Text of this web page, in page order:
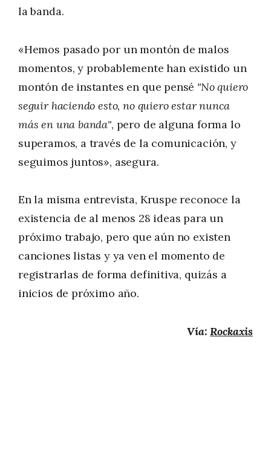
la banda.
«Hemos pasado por un montón de malos
momentos, y probablemente han existido un
montón de instantes en que pensé "No quiero
seguir haciendo esto, no quiero estar nunca
más en una banda", pero de alguna forma lo
superamos, a través de la comunicación, y
seguimos juntos», asegura.
En la misma entrevista, Kruspe reconoce la
existencia de al menos 28 ideas para un
próximo trabajo, pero que aún no existen
canciones listas y ya ven el momento de
registrarlas de forma definitiva, quizás a
inicios de próximo año.
Vía: Rockaxis